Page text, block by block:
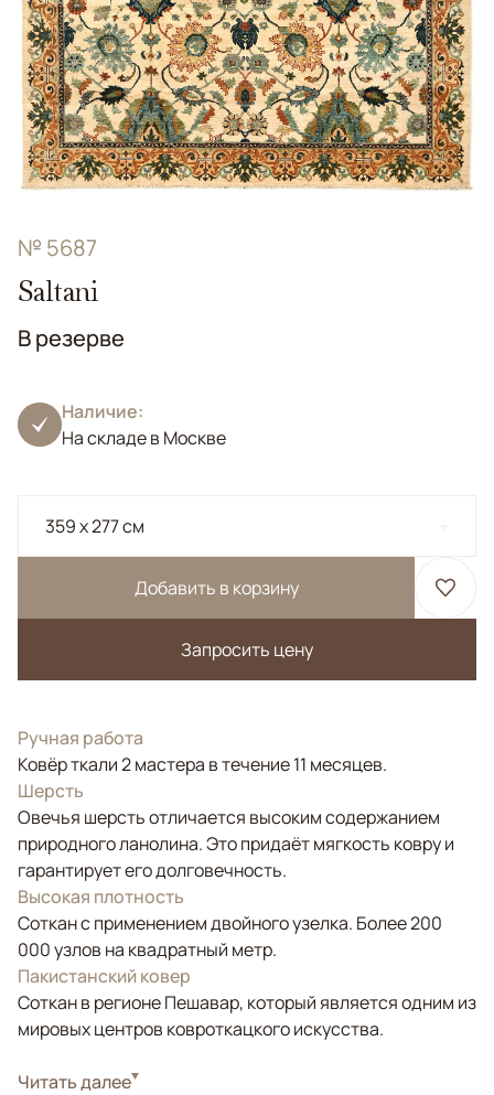
№ 5687
Saltani
В резерве
Наличие:
На складе в Москве
359 x 277 см
Добавить в корзину
Запросить цену
Ручная работа
Ковёр ткали 2 мастера в течение 11 месяцев.
Шерсть
Овечья шерсть отличается высоким содержанием
природного ланолина. Это придаёт мягкость ковру и
гарантирует его долговечность.
Высокая плотность
Соткан с применением двойного узелка. Более 200
000 узлов на квадратный метр.
Пакистанский ковер
Соткан в регионе Пешавар, который является одним из
мировых центров ковроткацкого искусства.
СтильКлассические
Читать далее